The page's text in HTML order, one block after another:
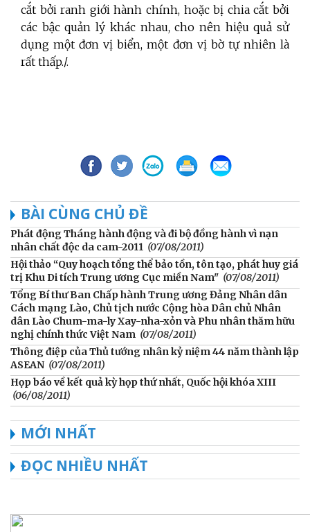
cắt bởi ranh giới hành chính, hoặc bị chia cắt bởi
các bậc quản lý khác nhau, cho nên hiệu quả sử
dụng một đơn vị biển, một đơn vị bờ tự nhiên là
rất thấp./.
BÀI CÙNG CHỦ ĐỀ
Phát động Tháng hành động và đi bộ đồng hành vì nạn
nhân chất độc da cam-2011 (07/08/2011)
Hội thảo “Quy hoạch tổng thể bảo tồn, tôn tạo, phát huy giá
trị Khu Di tích Trung ương Cục miền Nam" (07/08/2011)
Tổng Bí thư Ban Chấp hành Trung ương Đảng Nhân dân
Cách mạng Lào, Chủ tịch nước Cộng hòa Dân chủ Nhân
dân Lào Chum-ma-ly Xay-nha-xỏn và Phu nhân thăm hữu
nghị chính thức Việt Nam (07/08/2011)
Thông điệp của Thủ tướng nhân kỷ niệm 44 năm thành lập
ASEAN (07/08/2011)
Họp báo về kết quả kỳ họp thứ nhất, Quốc hội khóa XIII
(06/08/2011)
MỚI NHẤT
ĐỌC NHIỀU NHẤT